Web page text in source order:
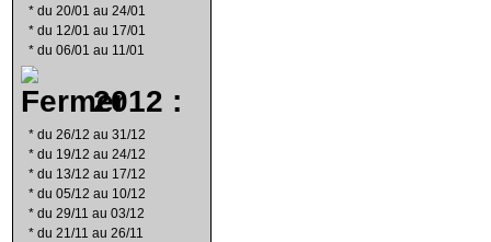
* du 20/01 au 24/01
* du 12/01 au 17/01
* du 06/01 au 11/01
2012 :
* du 26/12 au 31/12
* du 19/12 au 24/12
* du 13/12 au 17/12
* du 05/12 au 10/12
* du 29/11 au 03/12
* du 21/11 au 26/11